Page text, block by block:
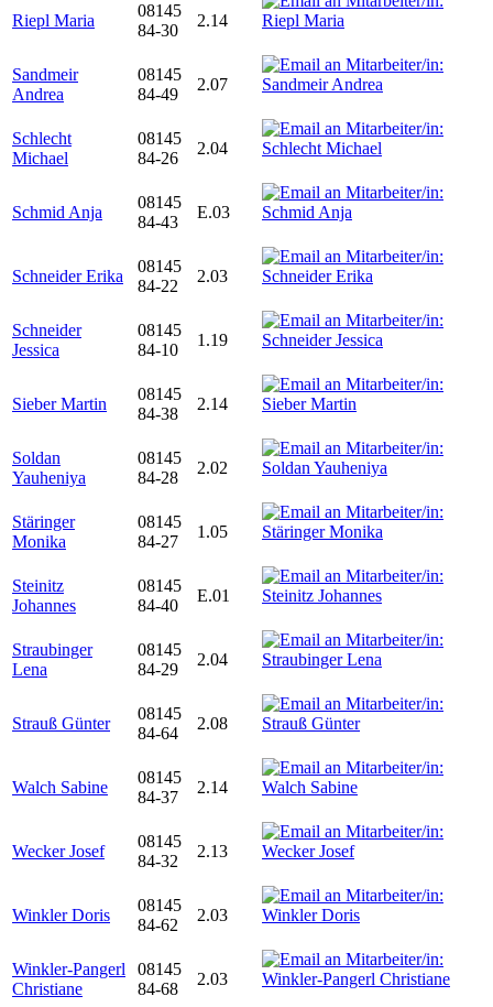
Riepl Maria
08145
84-30
2.14
Sandmeir
Andrea
08145
84-49
2.07
Schlecht
Michael
08145
84-26
2.04
Schmid Anja
08145
84-43
E.03
Schneider Erika
08145
84-22
2.03
Schneider
Jessica
08145
84-10
1.19
Sieber Martin
08145
84-38
2.14
Soldan
Yauheniya
08145
84-28
2.02
Stäringer
Monika
08145
84-27
1.05
Steinitz
Johannes
08145
84-40
E.01
Straubinger
Lena
08145
84-29
2.04
Strauß Günter
08145
84-64
2.08
Walch Sabine
08145
84-37
2.14
Wecker Josef
08145
84-32
2.13
Winkler Doris
08145
84-62
2.03
Winkler-Pangerl
Christiane
08145
84-68
2.03